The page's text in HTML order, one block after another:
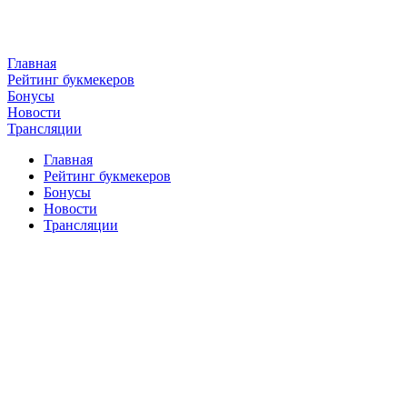
Главная
Рейтинг букмекеров
Бонусы
Новости
Трансляции
Главная
Рейтинг букмекеров
Бонусы
Новости
Трансляции